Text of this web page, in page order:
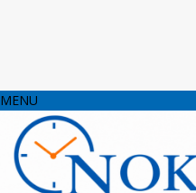
MENU